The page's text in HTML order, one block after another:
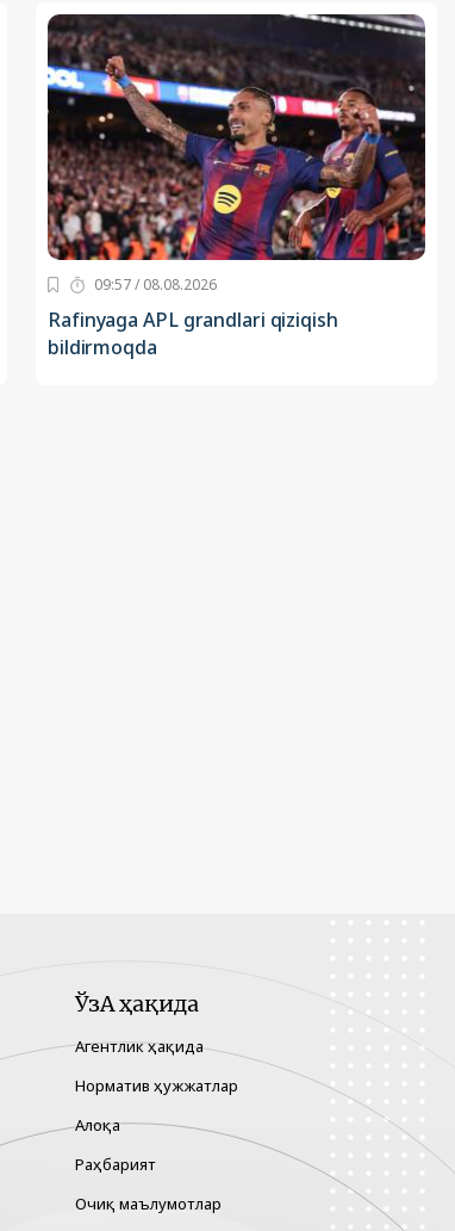
09:57 / 08.08.2026
Rafinyaga APL grandlari qiziqish
bildirmoqda
ЎзА ҳақида
Агентлик ҳақида
Норматив ҳужжатлар
Алоқа
Раҳбарият
Очиқ маълумотлар